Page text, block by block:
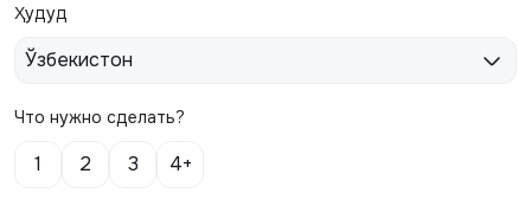
Ҳудуд
Ўзбекистон
Что нужно сделать?
1 2 3 4+